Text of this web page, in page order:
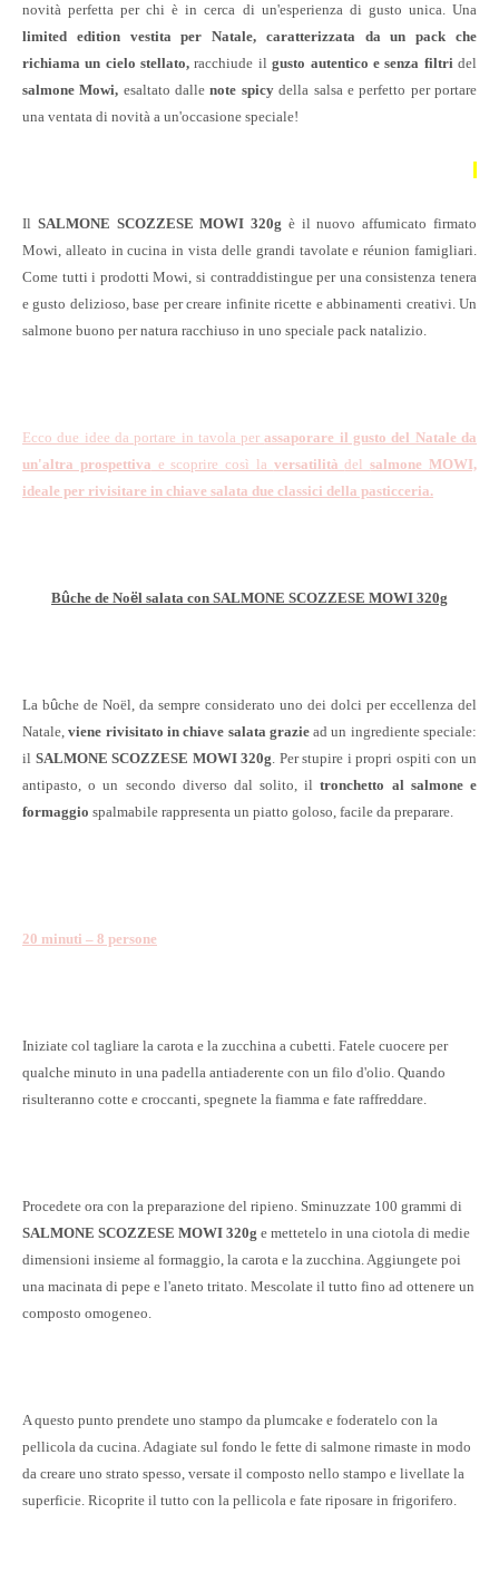
novità perfetta per chi è in cerca di un'esperienza di gusto unica. Una
limited edition vestita per Natale, caratterizzata da un pack che
richiama un cielo stellato,racchiude ilgusto autentico e senza filtridel
salmone Mowi, esaltato dallenote spicydella salsa e perfetto per portare
una ventata di novità a un'occasione speciale!
Il SALMONE SCOZZESE MOWI 320g è il nuovo affumicato firmato
Mowi, alleato in cucina in vista delle grandi tavolate e réunion famigliari.
Come tutti i prodotti Mowi, si contraddistingue per una consistenza tenera
e gusto delizioso, base per creare infinite ricette e abbinamenti creativi. Un
salmone buono per natura racchiuso in uno speciale pack natalizio.
Ecco due idee da portare in tavola perassaporare il gusto del Natale da
un'altra prospettiva e scoprire così la versatilitàdelsalmone MOWI,
ideale per rivisitare in chiave salata due classici della pasticceria.
Bûche de Noël salata con SALMONE SCOZZESE MOWI 320g
La bûche de Noël, da sempre considerato uno dei dolci per eccellenza del
Natale,viene rivisitato in chiave salata graziead un ingrediente speciale:
il SALMONE SCOZZESE MOWI 320g. Per stupire i propri ospiti con un
antipasto, o un secondo diverso dal solito, iltronchetto al salmone e
formaggio spalmabile rappresenta un piatto goloso, facile da preparare.
20 minuti – 8 persone
Iniziate col tagliare la carota e la zucchina a cubetti. Fatele cuocere per
qualche minuto in una padella antiaderente con un filo d'olio. Quando
risulteranno cotte e croccanti, spegnete la fiamma e fate raffreddare.
Procedete ora con la preparazione del ripieno. Sminuzzate 100 grammi di
SALMONE SCOZZESE MOWI 320g e mettetelo in una ciotola di medie
dimensioni insieme al formaggio, la carota e la zucchina. Aggiungete poi
una macinata di pepe e l'aneto tritato. Mescolate il tutto fino ad ottenere un
composto omogeneo.
A questo punto prendete uno stampo da plumcake e foderatelo con la
pellicola da cucina. Adagiate sul fondo le fette di salmone rimaste in modo
da creare uno strato spesso, versate il composto nello stampo e livellate la
superficie. Ricoprite il tutto con la pellicola e fate riposare in frigorifero.